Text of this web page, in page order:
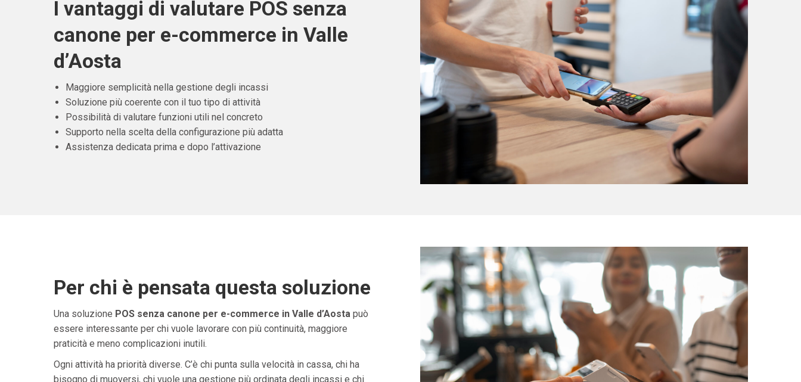
I vantaggi di valutare POS senza
canone per e-commerce in Valle
d’Aosta
Maggiore semplicità nella gestione degli incassi
Soluzione più coerente con il tuo tipo di attività
Possibilità di valutare funzioni utili nel concreto
Supporto nella scelta della configurazione più adatta
Assistenza dedicata prima e dopo l’attivazione
Per chi è pensata questa soluzione
Una soluzione POS senza canone per e-commerce in Valle d’Aostapuò
essere interessante per chi vuole lavorare con più continuità, maggiore
praticità e meno complicazioni inutili.
Ogni attività ha priorità diverse. C’è chi punta sulla velocità in cassa, chi ha
bisogno di muoversi, chi vuole una gestione più ordinata degli incassi e chi